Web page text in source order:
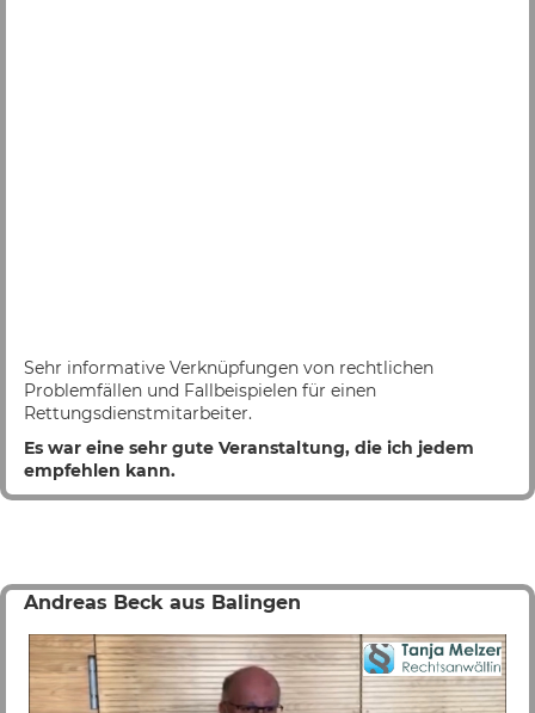
Sehr informative Verknüpfungen von rechtlichen
Problemfällen und Fallbeispielen für einen
Rettungsdienstmitarbeiter.
Es war eine sehr gute Veranstaltung, die ich jedem
empfehlen kann.
Andreas Beck aus Balingen